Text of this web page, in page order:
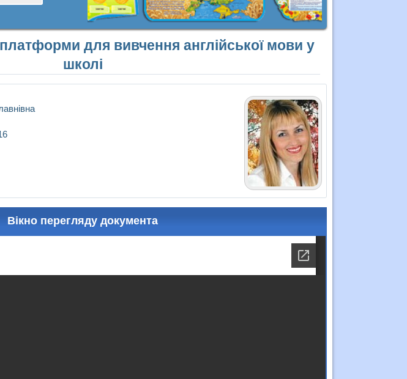
платформи для вивчення англійської мови у
школі
Вікно перегляду документа